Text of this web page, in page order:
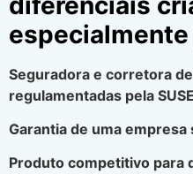
especialmente
Seguradora e corretora
regulamentadas pela
Garantia de uma
Produto competitivo para